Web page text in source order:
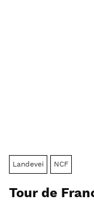
Landevei NCF
Tour de